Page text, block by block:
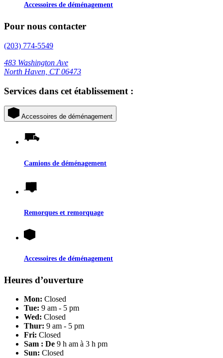
Accessoires de déménagement
Pour nous contacter
(203) 774-5549
483 Washington Ave
North Haven, CT 06473
Services dans cet établissement :
Accessoires de déménagement
Camions de déménagement
Remorques et remorquage
Accessoires de déménagement
Heures d’ouverture
Mon: Closed
Tue: 9 am - 5 pm
Wed: Closed
Thur: 9 am - 5 pm
Fri: Closed
Sam : De 9 h am à 3 h pm
Sun: Closed